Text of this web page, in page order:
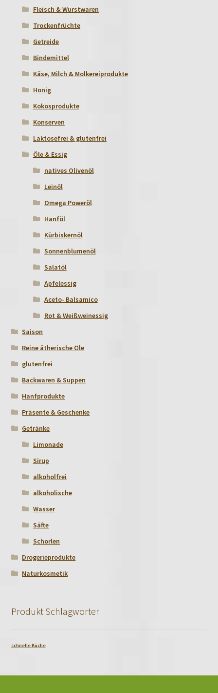
Fleisch & Wurstwaren
Trockenfrüchte
Getreide
Bindemittel
Käse, Milch & Molkereiprodukte
Honig
Kokosprodukte
Konserven
Laktosefrei & glutenfrei
Öle & Essig
natives Olivenöl
Leinöl
Omega Poweröl
Hanföl
Kürbiskernöl
Sonnenblumenöl
Salatöl
Apfelessig
Aceto- Balsamico
Rot & Weißweinessig
Saison
Reine ätherische Öle
glutenfrei
Backwaren & Suppen
Hanfprodukte
Präsente & Geschenke
Getränke
Limonade
Sirup
alkoholfrei
alkoholische
Wasser
Säfte
Schorlen
Drogerieprodukte
Naturkosmetik
Produkt Schlagwörter
schnelle Küche